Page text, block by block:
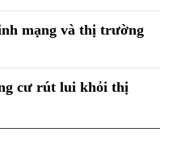
mạng và thị trường
cư rút lui khỏi thị